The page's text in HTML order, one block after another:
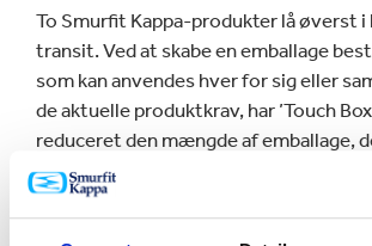
To Smurfit Kappa-produkter lå øverst
transit. Ved at skabe en emballage
som kan anvendes hver for sig eller
de aktuelle produktkrav, har ’Touch
reduceret den mængde af emballage,
blev brugt. Den strømlinede nye
reduceret leveringstiden fra 36 til 24